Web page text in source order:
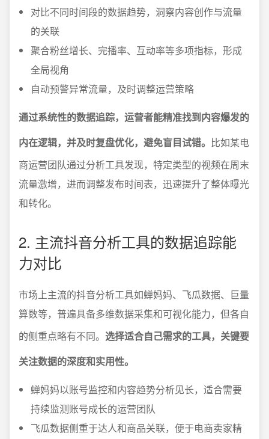
对比不同时间段的数据趋势，洞察内容创作与流量
的关联
聚合粉丝增长、完播率、互动率等多项指标，形成
全局视角
自动预警异常流量，及时调整运营策略
通过系统性的数据追踪，运营者能精准找到内容爆发的
内在逻辑，并及时复盘优化，避免盲目试错。 比如某电
商运营团队通过分析工具发现，特定类型的视频在周末
流量激增，进而调整发布时间表，迅速提升了整体曝光
和转化。
2. 主流抖音分析工具的数据追踪能
力对比
市场上主流的抖音分析工具如蝉妈妈、飞瓜数据、巨量
算数等，普遍具备多维数据采集和可视化能力，但各自
的侧重点略有不同。 选择适合自己需求的工具，关键要
关注数据的深度和实用性。
蝉妈妈以账号监控和内容趋势分析见长，适合需要
持续监测账号成长的运营团队
飞瓜数据侧重于达人和商品关联，便于电商卖家精